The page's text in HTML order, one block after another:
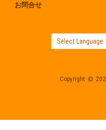
お問合せ
Copyright